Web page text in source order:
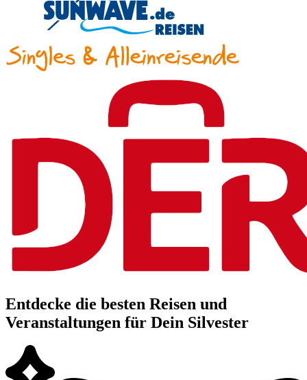
Entdecke die besten Reisen und
Veranstaltungen für Dein Silvester